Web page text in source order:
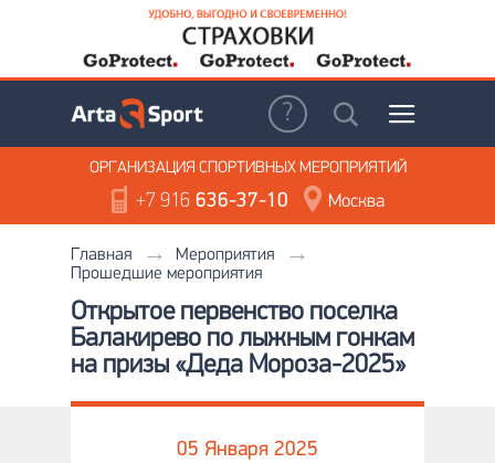
ОРГАНИЗАЦИЯ СПОРТИВНЫХ МЕРОПРИЯТИЙ
+7 916636-37-10 Москва
Главная
Мероприятия
Прошедшие мероприятия
Открытое первенство поселка
Балакирево по лыжным гонкам
на призы «Деда Мороза-2025»
05 Января 2025